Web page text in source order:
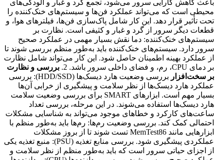
باعث کاهش کارایی سرور می‌شود، تجمع گرد و غبار و آلودگی‌های
محیطی است که می‌تواند عملکرد فن‌ها و سیستم‌های خنک‌کننده را
تحت تأثیر قرار دهد. این کار شامل پاک‌سازی فن‌ها، فیلترهای هوا، و
قطعات دیگر سرور از گرد و غبار و کثیفی است. نظارت بر
سیستم‌های خنک‌کننده: دما نقش بسیار مهمی در عملکرد صحیح
سرور دارد. سیستم‌های خنک‌کننده باید به‌طور منظم بررسی شوند تا
از عملکرد بهینه اطمینان حاصل شود. این کار می‌تواند شامل نظارت
بر دمای CPU، رم، و فضای داخلی سرور باشد. 2.
بررسی و نظارت
بر سخت‌افزار
بررسی وضعیت هارد دیسک‌ها (HDD/SSD): بررسی
عملکرد هارد دیسک‌ها از نظر سلامت و پیشگیری از خرابی آن‌ها
بسیار مهم است. ابزارهای SMART برای بررسی وضعیت سلامت
هارد دیسک‌ها استفاده می‌شوند. در این مرحله، بررسی تعداد
ساعت‌های کارکرد و خطاهای موجود می‌تواند به شناسایی مشکلات
احتمالی کمک کند. بررسی وضعیت رم‌ها: رم‌ها باید به‌طور منظم با
ابزارهایی مانند MemTest86 تست شوند تا از بروز مشکلات
عملکردی پیشگیری شود. بررسی منابع تغذیه (PSU): منبع تغذیه یکی
از اجزای حیاتی سرور است که باید به‌طور منظم از نظر سلامت و